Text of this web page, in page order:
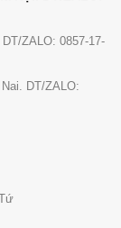
ZALO: 0857-17-
DT/ZALO: